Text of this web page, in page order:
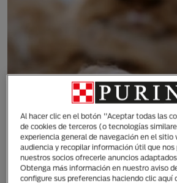
14 Octubre, 2022
Bolas de pelo en gatos: ¿qué
darle bienestar al michi?
Al hacer clic en el botón "Aceptar todas las
de cookies de terceros (o tecnologías
experiencia general de navegación en el
audiencia y recopilar información útil que
nuestros socios ofrecerle anuncios
Obtenga más información en nuestro aviso
configure sus preferencias haciendo clic aquí